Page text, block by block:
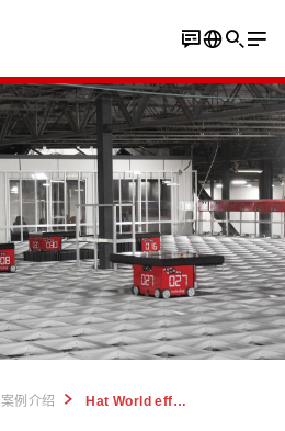
案例介绍 Hat World efficiency in omni channel fulfillment